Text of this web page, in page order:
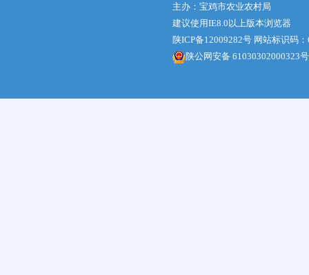
主办：宝鸡市农业农村局
建议使用IE8.0以上版本浏览器
陕ICP备12009282号 网站标识码
陕公网安备 61030302000323号